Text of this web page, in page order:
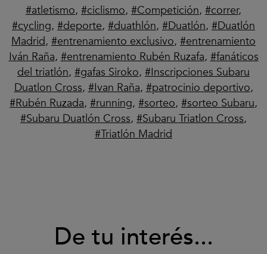
atletismo, ciclismo, Competición, correr,
cycling, deporte, duathlón, Duatlón,
Duatlón
Madrid, entrenamiento exclusivo,
entrenamiento
Iván Raña, entrenamiento Rubén Ruzafa, fanáticos
del triatlón, gafas Siroko,
Inscripciones Subaru
Duatlon Cross, Ivan Raña, patrocinio deportivo,
Rubén Ruzada, running, sorteo, sorteo Subaru,
Subaru Duatlón Cross, Subaru Triatlon Cross,
Triatlón Madrid
De tu interés...